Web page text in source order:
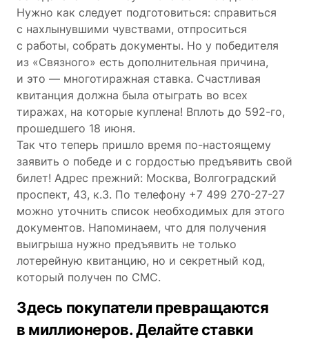
Нужно как следует подготовиться: справиться
с нахлынувшими чувствами, отпроситься
с работы, собрать документы. Но у победителя
из «Связного» есть дополнительная причина,
и это ― многотиражная ставка. Счастливая
квитанция должна была отыграть во всех
тиражах, на которые куплена! Вплоть до 592-го,
прошедшего 18 июня.
Так что теперь пришло время по-настоящему
заявить о победе и с гордостью предъявить свой
билет! Адрес прежний: Москва, Волгоградский
проспект, 43, к.3. По телефону +7 499 270-27-27
можно уточнить список необходимых для этого
документов. Напоминаем, что для получения
выигрыша нужно предъявить не только
лотерейную квитанцию, но и секретный код,
который получен по СМС.
Здесь покупатели превращаются
в миллионеров. Делайте ставки